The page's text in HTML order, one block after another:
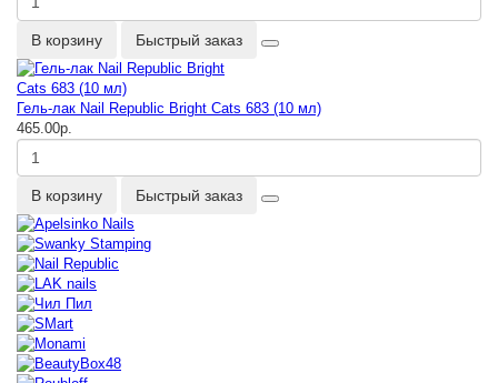
В корзину Быстрый заказ
Гель-лак Nail Republic Bright Cats 683 (10 мл)
465.00р.
В корзину Быстрый заказ